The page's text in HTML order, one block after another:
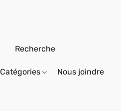
Catégories Nous joindre